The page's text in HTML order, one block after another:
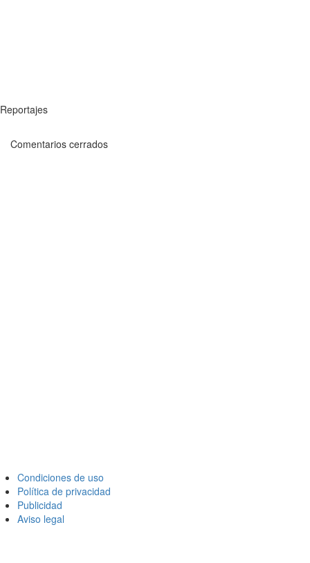
Reportajes
Comentarios cerrados
Condiciones de uso
Política de privacidad
Publicidad
Aviso legal